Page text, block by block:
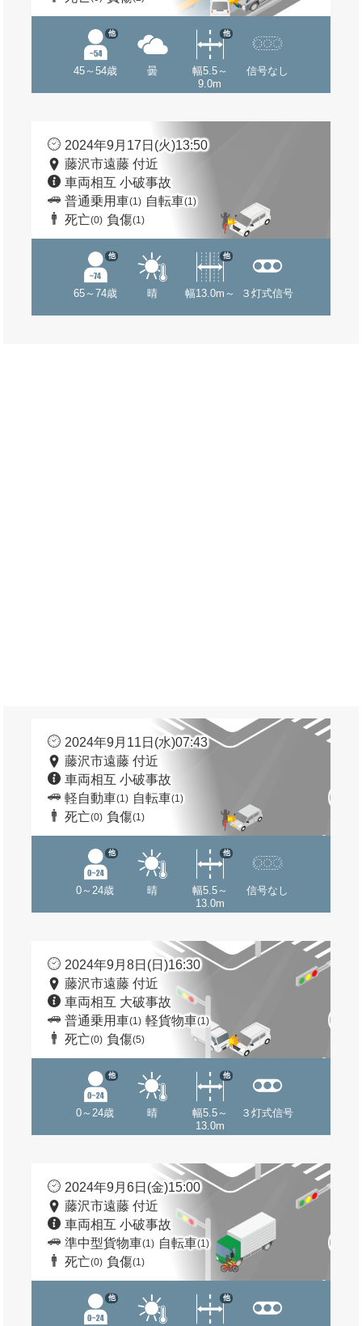
45～54歳
他
曇
幅5.5～
9.0m
他
信号なし
2024年9月17日(火)13:50
藤沢市遠藤 付近
車両相互 小破事故
普通乗用車(1) 自転車(1)
死亡(0) 負傷(1)
65～74歳
他
晴 幅13.0m～
他
３灯式信号
2024年9月11日(水)07:43
藤沢市遠藤 付近
車両相互 小破事故
軽自動車(1) 自転車(1)
死亡(0) 負傷(1)
0～24歳
他
晴
幅5.5～
13.0m
他
信号なし
2024年9月8日(日)16:30
藤沢市遠藤 付近
車両相互 大破事故
普通乗用車(1) 軽貨物車(1)
死亡(0) 負傷(5)
0～24歳
他
晴
幅5.5～
13.0m
他
３灯式信号
2024年9月6日(金)15:00
藤沢市遠藤 付近
車両相互 小破事故
準中型貨物車(1) 自転車(1)
死亡(0) 負傷(1)
他 他